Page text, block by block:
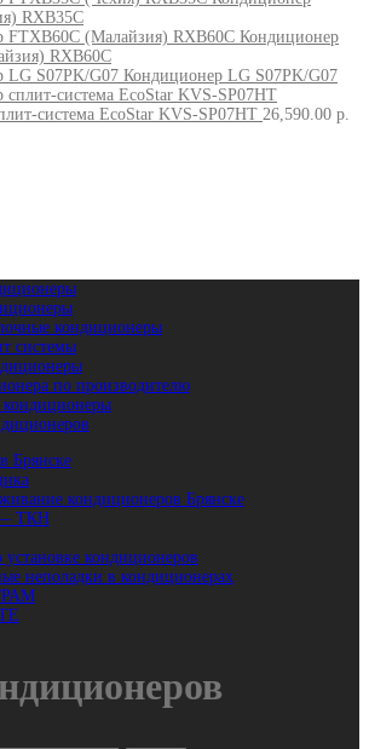
RXB35C
Кондиционер
RXB60C
Кондиционер LG S07PK/G07
система EcoStar KVS-SP07HT 26,590.00 р.
кондиционеры
системы
по производителю
Брянске
кондиционеров Брянске
— ТКН
кондиционеров
неполадки в кондиционерах